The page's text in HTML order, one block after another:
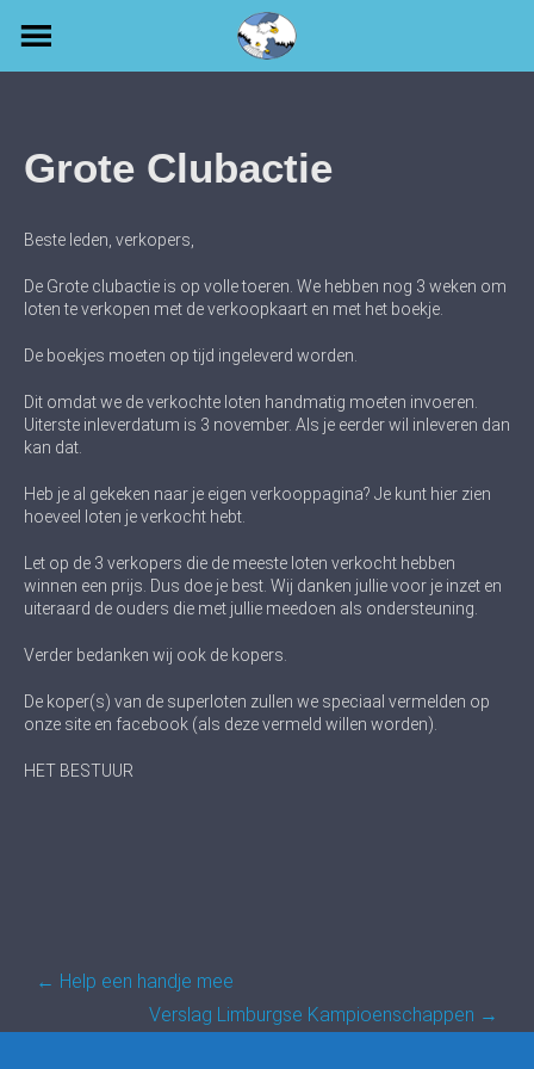
Grote Clubactie
Beste leden, verkopers,
De Grote clubactie is op volle toeren. We hebben nog 3 weken om
loten te verkopen met de verkoopkaart en met het boekje.
De boekjes moeten op tijd ingeleverd worden.
Dit omdat we de verkochte loten handmatig moeten invoeren.
Uiterste inleverdatum is 3 november. Als je eerder wil inleveren dan
kan dat.
Heb je al gekeken naar je eigen verkooppagina? Je kunt hier zien
hoeveel loten je verkocht hebt.
Let op de 3 verkopers die de meeste loten verkocht hebben
winnen een prijs. Dus doe je best. Wij danken jullie voor je inzet en
uiteraard de ouders die met jullie meedoen als ondersteuning.
Verder bedanken wij ook de kopers.
De koper(s) van de superloten zullen we speciaal vermelden op
onze site en facebook (als deze vermeld willen worden).
HET BESTUUR
Post
navigation
← Help een handje mee
Verslag Limburgse Kampioenschappen →